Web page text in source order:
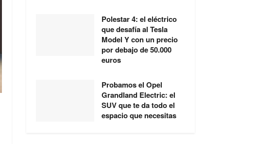
Polestar 4: el eléctrico
que desafía al Tesla
Model Y con un precio
por debajo de 50.000
euros
Probamos el Opel
Grandland Electric: el
SUV que te da todo el
espacio que necesitas